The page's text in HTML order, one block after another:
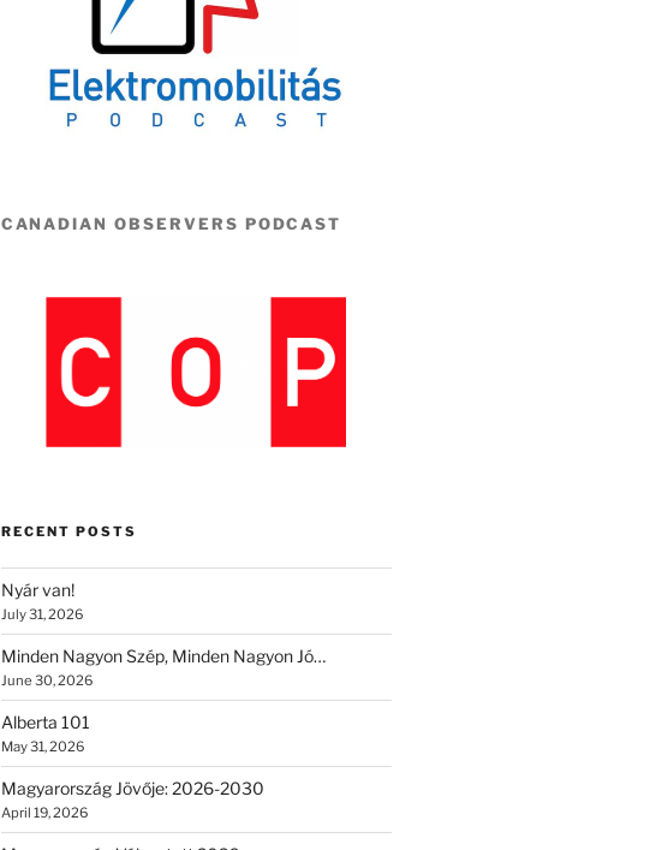
CANADIAN OBSERVERS PODCAST
RECENT POSTS
Nyár van!
July 31, 2026
Minden Nagyon Szép, Minden Nagyon Jó…
June 30, 2026
Alberta 101
May 31, 2026
Magyarország Jövője: 2026-2030
April 19, 2026